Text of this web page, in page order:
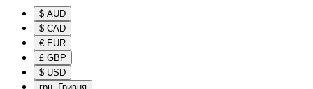
$ AUD
$ CAD
€ EUR
£ GBP
$ USD